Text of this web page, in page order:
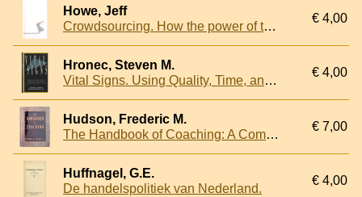
Howe, Jeff
Crowdsourcing. How the power of the crowd is driving the future of business
€ 4,00
Hronec, Steven M.
Vital Signs. Using Quality, Time, and Cost Performance Measurements to Chart Your Company's Future
€ 4,00
Hudson, Frederic M.
The Handbook of Coaching: A Comprehensive Resource Guide for Managers, Executives, Consultants, and Human Resource Professionals
€ 7,00
Huffnagel, G.E.
De handelspolitiek van Nederland.
€ 4,00